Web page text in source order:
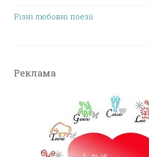
Різні любовні поезії
Реклама